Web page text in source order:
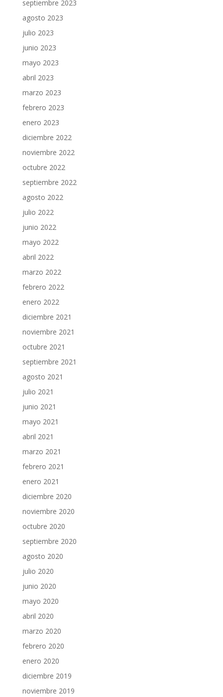
septiembre 2023
agosto 2023
julio 2023
junio 2023
mayo 2023
abril 2023
marzo 2023
febrero 2023
enero 2023
diciembre 2022
noviembre 2022
octubre 2022
septiembre 2022
agosto 2022
julio 2022
junio 2022
mayo 2022
abril 2022
marzo 2022
febrero 2022
enero 2022
diciembre 2021
noviembre 2021
octubre 2021
septiembre 2021
agosto 2021
julio 2021
junio 2021
mayo 2021
abril 2021
marzo 2021
febrero 2021
enero 2021
diciembre 2020
noviembre 2020
octubre 2020
septiembre 2020
agosto 2020
julio 2020
junio 2020
mayo 2020
abril 2020
marzo 2020
febrero 2020
enero 2020
diciembre 2019
noviembre 2019